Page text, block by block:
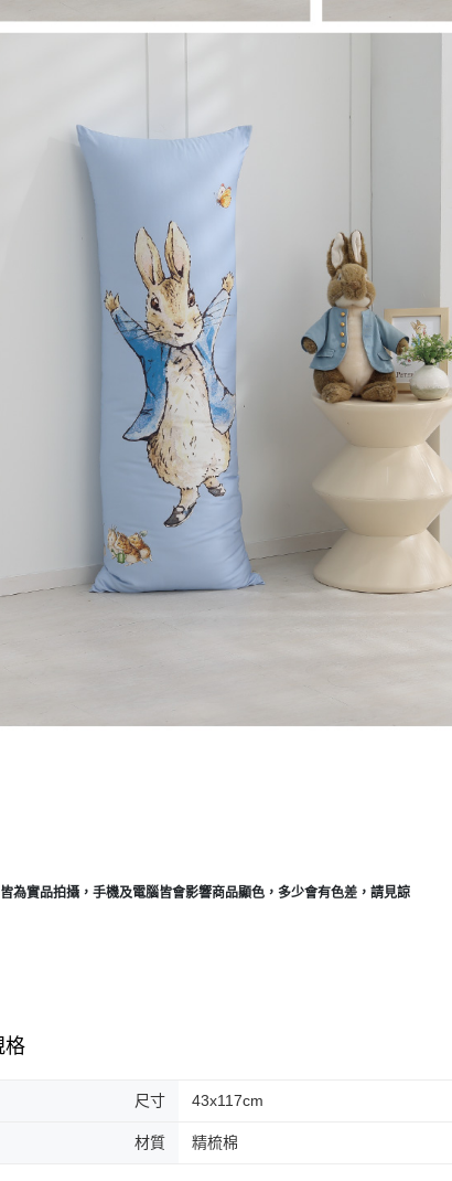
為實品拍攝，手機及電腦皆會影響商品顯色，多少會有色差，請見諒
格
尺寸 43x117cm
材質 精梳棉